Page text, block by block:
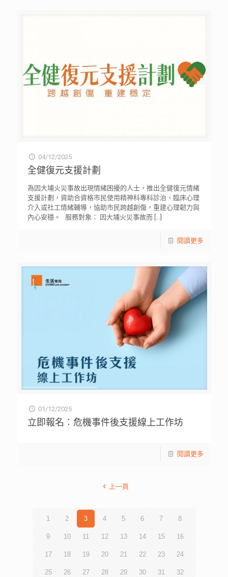
04/12/2025
全健復元支援計劃
為因大埔火災事故出現情緒困擾的人士，推出全健復元情緒
支援計劃，資助合資格市民使用精神科專科診治、臨床心理
介入或社工情緒輔導，協助市民跨越創傷，重建心理韌力與
內心安穩。 服務對象： 因大埔火災事故而[…]
閱讀更多
01/12/2025
立即報名︰危機事件後支援線上工作坊
閱讀更多
上一頁
1 2 3 4 5 6 7 8
9 10 11 12 13 14 15 16
17 18 19 20 21 22 23 24
25 26 27 28 29 30 31 32